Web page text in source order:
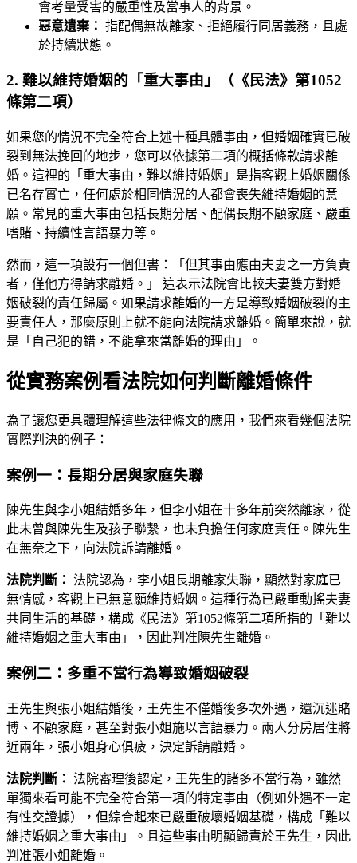
會考量受害的嚴重性及當事人的背景。
惡意遺棄： 指配偶無故離家、拒絕履行同居義務，且處
於持續狀態。
2. 難以維持婚姻的「重大事由」（《民法》第1052
條第二項）
如果您的情況不完全符合上述十種具體事由，但婚姻確實已破
裂到無法挽回的地步，您可以依據第二項的概括條款請求離
婚。這裡的「重大事由，難以維持婚姻」是指客觀上婚姻關係
已名存實亡，任何處於相同情況的人都會喪失維持婚姻的意
願。常見的重大事由包括長期分居、配偶長期不顧家庭、嚴重
嗜賭、持續性言語暴力等。
然而，這一項設有一個但書：「但其事由應由夫妻之一方負責
者，僅他方得請求離婚。」 這表示法院會比較夫妻雙方對婚
姻破裂的責任歸屬。如果請求離婚的一方是導致婚姻破裂的主
要責任人，那麼原則上就不能向法院請求離婚。簡單來說，就
是「自己犯的錯，不能拿來當離婚的理由」。
從實務案例看法院如何判斷離婚條件
為了讓您更具體理解這些法律條文的應用，我們來看幾個法院
實際判決的例子：
案例一：長期分居與家庭失聯
陳先生與李小姐結婚多年，但李小姐在十多年前突然離家，從
此未曾與陳先生及孩子聯繫，也未負擔任何家庭責任。陳先生
在無奈之下，向法院訴請離婚。
法院判斷： 法院認為，李小姐長期離家失聯，顯然對家庭已
無情感，客觀上已無意願維持婚姻。這種行為已嚴重動搖夫妻
共同生活的基礎，構成《民法》第1052條第二項所指的「難以
維持婚姻之重大事由」，因此判准陳先生離婚。
案例二：多重不當行為導致婚姻破裂
王先生與張小姐結婚後，王先生不僅婚後多次外遇，還沉迷賭
博、不顧家庭，甚至對張小姐施以言語暴力。兩人分房居住將
近兩年，張小姐身心俱疲，決定訴請離婚。
法院判斷： 法院審理後認定，王先生的諸多不當行為，雖然
單獨來看可能不完全符合第一項的特定事由（例如外遇不一定
有性交證據），但綜合起來已嚴重破壞婚姻基礎，構成「難以
維持婚姻之重大事由」。且這些事由明顯歸責於王先生，因此
判准張小姐離婚。